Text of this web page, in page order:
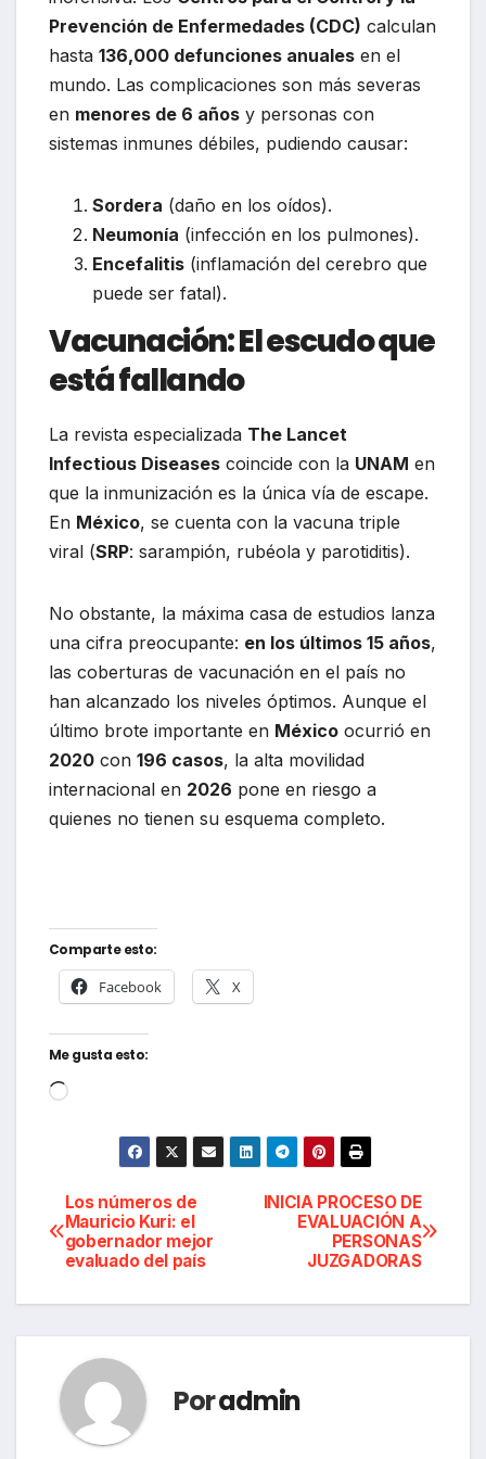
Prevención de Enfermedades (CDC) calculan
hasta 136,000 defunciones anuales en el
mundo. Las complicaciones son más severas
en menores de 6 años y personas con
sistemas inmunes débiles, pudiendo causar:
Sordera (daño en los oídos).
Neumonía (infección en los pulmones).
Encefalitis (inflamación del cerebro que
puede ser fatal).
Vacunación: El escudo que
está fallando
La revista especializada The Lancet
Infectious Diseases coincide con la UNAM en
que la inmunización es la única vía de escape.
En México, se cuenta con la vacuna triple
viral (SRP: sarampión, rubéola y parotiditis).
No obstante, la máxima casa de estudios lanza
una cifra preocupante: en los últimos 15 años,
las coberturas de vacunación en el país no
han alcanzado los niveles óptimos. Aunque el
último brote importante en México ocurrió en
2020 con 196 casos, la alta movilidad
internacional en 2026 pone en riesgo a
quienes no tienen su esquema completo.
Comparte esto:
Facebook X
Me gusta esto:
Cargando...
Navegación
de
entradas
INICIA PROCESO DE
EVALUACIÓN A
PERSONAS
JUZGADORAS
Los números de
Mauricio Kuri: el
gobernador mejor
evaluado del país
Poradmin